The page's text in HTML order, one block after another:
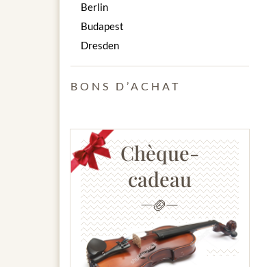
Berlin
Budapest
Dresden
BONS D’ACHAT
Chèque-
cadeau